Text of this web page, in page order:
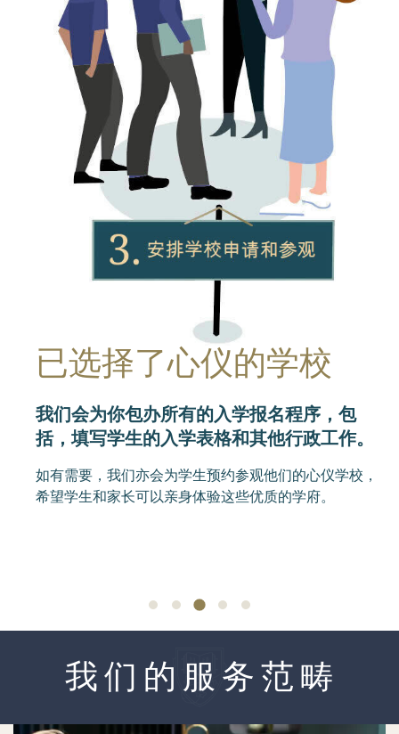
选择一间学生想就读的
学校
当学生收到不同学校的入学许可后，我们会
帮助你选择一间学生合适就读的学校。
我们会照顾学生所有的升学需要，例如，帮助他们申请
我 们 的 服 务 范 畴